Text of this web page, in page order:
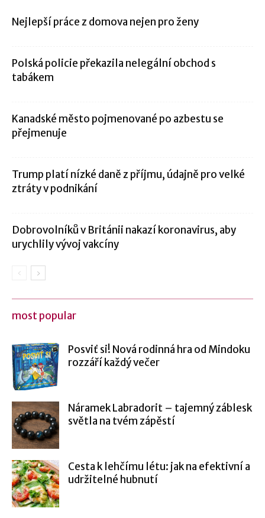
Nejlepší práce z domova nejen pro ženy
Polská policie překazila nelegální obchod s
tabákem
Kanadské město pojmenované po azbestu se
přejmenuje
Trump platí nízké daně z příjmu, údajně pro velké
ztráty v podnikání
Dobrovolníků v Británii nakazí koronavirus, aby
urychlily vývoj vakcíny
most popular
Posviť si! Nová rodinná hra od Mindoku
rozzáří každý večer
Náramek Labradorit – tajemný záblesk
světla na tvém zápěstí
Cesta k lehčímu létu: jak na efektivní a
udržitelné hubnutí